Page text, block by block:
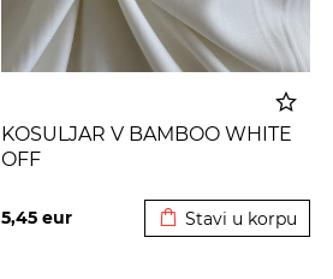
KOSULJAR V BAMBOO WHITE
OFF
5,45 eur Stavi u korpu